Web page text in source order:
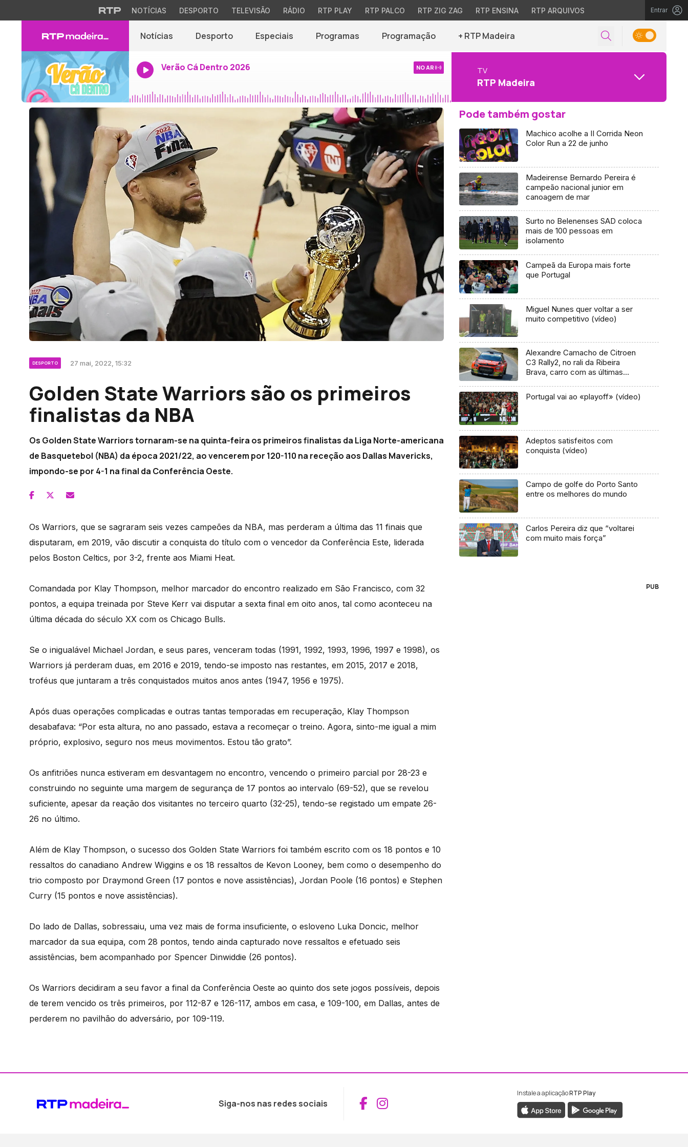
NOTÍCIAS DESPORTO TELEVISÃO RÁDIO RTP PLAY RTP PALCO RTP ZIG ZAG RTP ENSINA RTP ARQUIVOS Entrar
Notícias Desporto Especiais Programas Programação + RTP Madeira
Verão Cá Dentro 2026 NO AR TV
RTP Madeira
DESPORTO 27 mai, 2022, 15:32
Golden State Warriors são os primeiros
finalistas da NBA
Os Golden State Warriors tornaram-se na quinta-feira os primeiros finalistas da Liga Norte-americana
de Basquetebol (NBA) da época 2021/22, ao vencerem por 120-110 na receção aos Dallas Mavericks,
impondo-se por 4-1 na final da Conferência Oeste.
Os Warriors, que se sagraram seis vezes campeões da NBA, mas perderam a última das 11 finais que
disputaram, em 2019, vão discutir a conquista do título com o vencedor da Conferência Este, liderada
pelos Boston Celtics, por 3-2, frente aos Miami Heat.
Comandada por Klay Thompson, melhor marcador do encontro realizado em São Francisco, com 32
pontos, a equipa treinada por Steve Kerr vai disputar a sexta final em oito anos, tal como aconteceu na
última década do século XX com os Chicago Bulls.
Se o inigualável Michael Jordan, e seus pares, venceram todas (1991, 1992, 1993, 1996, 1997 e 1998), os
Warriors já perderam duas, em 2016 e 2019, tendo-se imposto nas restantes, em 2015, 2017 e 2018,
troféus que juntaram a três conquistados muitos anos antes (1947, 1956 e 1975).
Após duas operações complicadas e outras tantas temporadas em recuperação, Klay Thompson
desabafava: “Por esta altura, no ano passado, estava a recomeçar o treino. Agora, sinto-me igual a mim
próprio, explosivo, seguro nos meus movimentos. Estou tão grato”.
Os anfitriões nunca estiveram em desvantagem no encontro, vencendo o primeiro parcial por 28-23 e
construindo no seguinte uma margem de segurança de 17 pontos ao intervalo (69-52), que se revelou
suficiente, apesar da reação dos visitantes no terceiro quarto (32-25), tendo-se registado um empate 26-
26 no último.
Além de Klay Thompson, o sucesso dos Golden State Warriors foi também escrito com os 18 pontos e 10
ressaltos do canadiano Andrew Wiggins e os 18 ressaltos de Kevon Looney, bem como o desempenho do
trio composto por Draymond Green (17 pontos e nove assistências), Jordan Poole (16 pontos) e Stephen
Curry (15 pontos e nove assistências).
Do lado de Dallas, sobressaiu, uma vez mais de forma insuficiente, o esloveno Luka Doncic, melhor
marcador da sua equipa, com 28 pontos, tendo ainda capturado nove ressaltos e efetuado seis
assistências, bem acompanhado por Spencer Dinwiddie (26 pontos).
Os Warriors decidiram a seu favor a final da Conferência Oeste ao quinto dos sete jogos possíveis, depois
de terem vencido os três primeiros, por 112-87 e 126-117, ambos em casa, e 109-100, em Dallas, antes de
perderem no pavilhão do adversário, por 109-119.
Pode também gostar
Machico acolhe a II Corrida Neon
Color Run a 22 de junho
Madeirense Bernardo Pereira é
campeão nacional junior em
canoagem de mar
Surto no Belenenses SAD coloca
mais de 100 pessoas em
isolamento
Campeã da Europa mais forte
que Portugal
Miguel Nunes quer voltar a ser
muito competitivo (vídeo)
Alexandre Camacho de Citroen
C3 Rally2, no rali da Ribeira
Brava, carro com as últimas
Portugal vai ao «playoff» (vídeo)
Adeptos satisfeitos com
conquista (vídeo)
Campo de golfe do Porto Santo
entre os melhores do mundo
Carlos Pereira diz que “voltarei
com muito mais força”
PUB
Siga-nos nas redes sociais Aceder ao Facebook da RTP Madeira
Aceder ao Instagram da RTP Madeira
Instale a aplicaçãoRTP Play